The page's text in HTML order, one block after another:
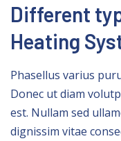
Different
Heating
Phasellus varius
Donec ut diam
est. Nullam sed
dignissim vitae